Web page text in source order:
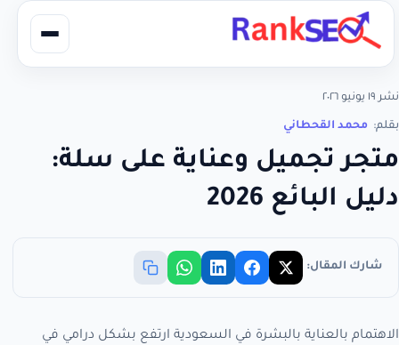
نشر ١٩ يونيو ٢٠٢٦
بقلم: محمد القحطاني
متجر تجميل وعناية على سلة:
دليل البائع 2026
شارك المقال:
الاهتمام بالعناية بالبشرة في السعودية ارتفع بشكل درامي في